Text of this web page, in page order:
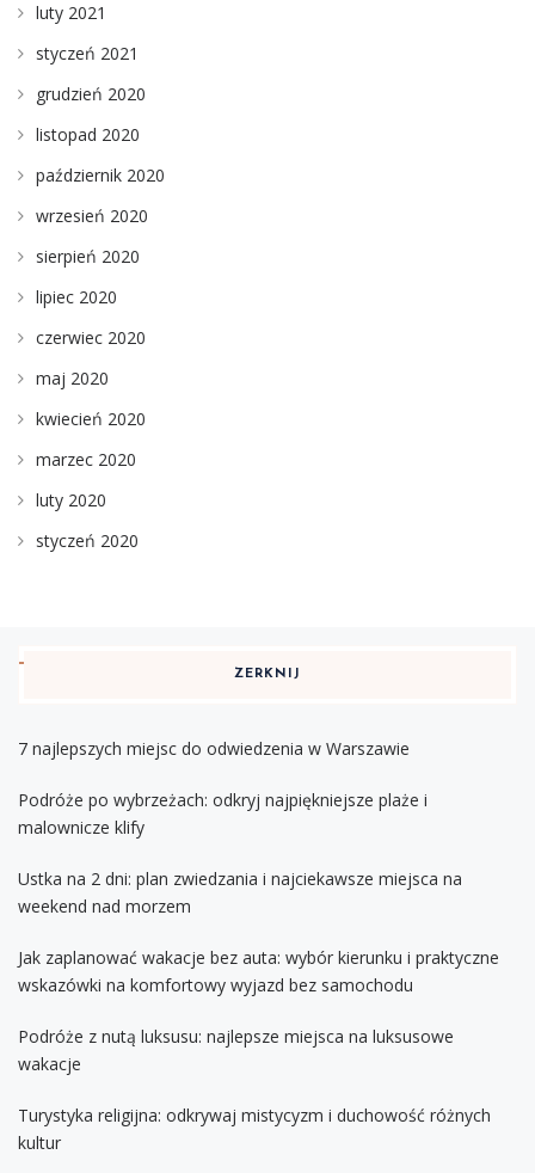
luty 2021
styczeń 2021
grudzień 2020
listopad 2020
październik 2020
wrzesień 2020
sierpień 2020
lipiec 2020
czerwiec 2020
maj 2020
kwiecień 2020
marzec 2020
luty 2020
styczeń 2020
ZERKNIJ
7 najlepszych miejsc do odwiedzenia w Warszawie
Podróże po wybrzeżach: odkryj najpiękniejsze plaże i
malownicze klify
Ustka na 2 dni: plan zwiedzania i najciekawsze miejsca na
weekend nad morzem
Jak zaplanować wakacje bez auta: wybór kierunku i praktyczne
wskazówki na komfortowy wyjazd bez samochodu
Podróże z nutą luksusu: najlepsze miejsca na luksusowe
wakacje
Turystyka religijna: odkrywaj mistycyzm i duchowość różnych
kultur